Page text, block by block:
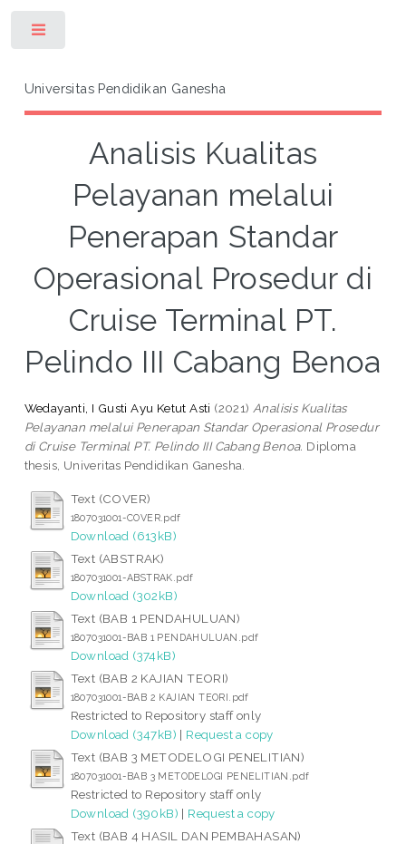
Universitas Pendidikan Ganesha
Analisis Kualitas
Pelayanan melalui
Penerapan Standar
Operasional Prosedur di
Cruise Terminal PT.
Pelindo III Cabang Benoa
Wedayanti, I Gusti Ayu Ketut Asti (2021) Analisis Kualitas
Pelayanan melalui Penerapan Standar Operasional Prosedur
di Cruise Terminal PT. Pelindo III Cabang Benoa. Diploma
thesis, Univeritas Pendidikan Ganesha.
Text (COVER)
1807031001-COVER.pdf
Download (613kB)
Text (ABSTRAK)
1807031001-ABSTRAK.pdf
Download (302kB)
Text (BAB 1 PENDAHULUAN)
1807031001-BAB 1 PENDAHULUAN.pdf
Download (374kB)
Text (BAB 2 KAJIAN TEORI)
1807031001-BAB 2 KAJIAN TEORI.pdf
Restricted to Repository staff only
Download (347kB) | Request a copy
Text (BAB 3 METODELOGI PENELITIAN)
1807031001-BAB 3 METODELOGI PENELITIAN.pdf
Restricted to Repository staff only
Download (390kB) | Request a copy
Text (BAB 4 HASIL DAN PEMBAHASAN)